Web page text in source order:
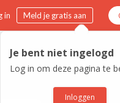
in Meld je gratis aan
Je bent niet ingelogd
Log in om deze pagina te
Inloggen